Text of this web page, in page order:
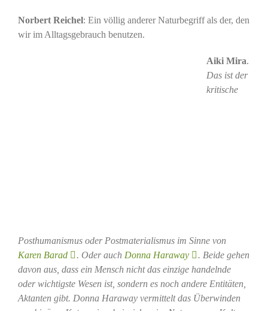
Norbert Reichel: Ein völlig anderer Naturbegriff als der, den
wir im Alltagsgebrauch benutzen.
Aiki Mira.
Das ist der
kritische
Posthumanismus oder Postmaterialismus im Sinne von
Karen Barad
. Oder auch Donna Haraway
. Beide gehen
davon aus, dass ein Mensch nicht das einzige handelnde
oder wichtigste Wesen ist, sondern es noch andere Entitäten,
Aktanten gibt. Donna Haraway vermittelt das Überwinden